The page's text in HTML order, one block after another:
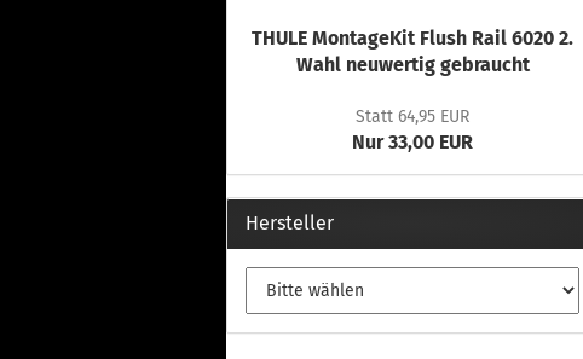
Wintersport anzeigen
THULE MontageKit Flush Rail 6020 2.
Wahl neuwertig gebraucht
Statt 64,95 EUR
Nur 33,00 EUR
Hersteller